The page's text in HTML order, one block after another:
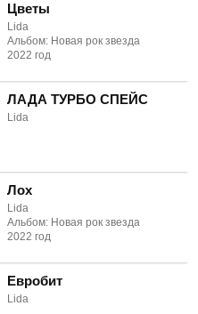
Цветы
Lida
Альбом: Новая рок звезда
2022 год
ЛАДА ТУРБО СПЕЙС
Lida
Лох
Lida
Альбом: Новая рок звезда
2022 год
Евробит
Lida